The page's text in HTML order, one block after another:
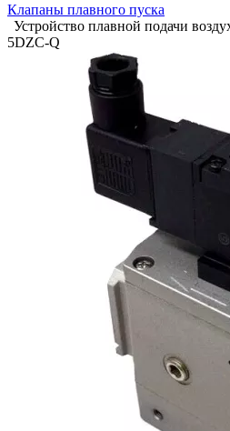
Клапаны плавного пуска
Устройство плавной подачи
5DZC-Q